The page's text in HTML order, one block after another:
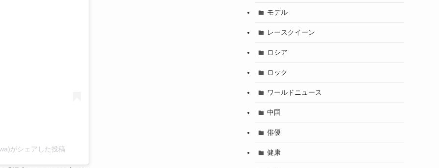
がシェアした投稿
モデル
レースクイーン
ロシア
ロック
ワールドニュース
中国
俳優
健康